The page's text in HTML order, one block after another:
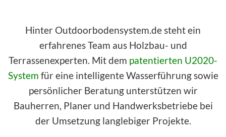
Hinter Outdoorbodensystem.de steht ein
erfahrenes Team aus Holzbau- und
Terrassenexperten. Mit dem patentierten U2020-
System für eine intelligente Wasserführung sowie
persönlicher Beratung unterstützen wir
Bauherren, Planer und Handwerksbetriebe bei
der Umsetzung langlebiger Projekte.